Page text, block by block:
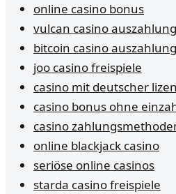
online casino bonus
vulcan casino auszahlung
bitcoin casino auszahlung
joo casino freispiele
casino mit deutscher
casino bonus ohne
casino
online blackjack casino
seriöse online casinos
starda casino freispiele